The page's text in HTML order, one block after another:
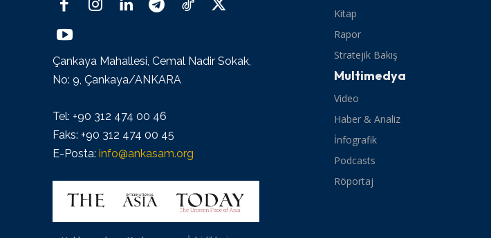
Çankaya Mahallesi, Cemal Nadir Sokak,
No: 9, Çankaya/ANKARA
Tel: +90 312 474 00 46
Faks: +90 312 474 00 45
E-Posta: info@ankasam.org
Kitap
Rapor
Stratejik Bakış
Multimedya
Video
Haber & Analiz
İnfografik
Podcasts
Röportaj